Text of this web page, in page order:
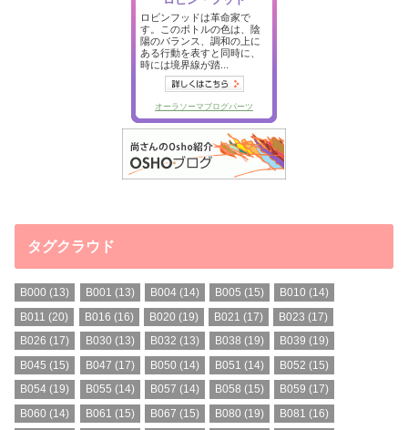
タグクラウド
B000 (13) B001 (13) B004(14) B005 (15) B010 (14)
B011 (20) B016 (16) B020 (19) B021 (17) B023 (17)
B026 (17) B030 (13) B032 (13) B038 (19) B039 (19)
B045 (15) B047 (17) B050 (14) B051 (14) B052 (15)
B054 (19) B055 (14) B057 (14) B058 (15) B059 (17)
B060 (14) B061 (15) B067 (15) B080 (19) B081 (16)